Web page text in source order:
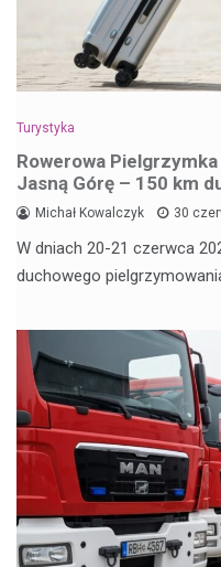
Turystyka
Rowerowa
Jasną Górę – 150 km
Michał Kowalczyk 30
W dniach 20-21 czerwca
duchowego